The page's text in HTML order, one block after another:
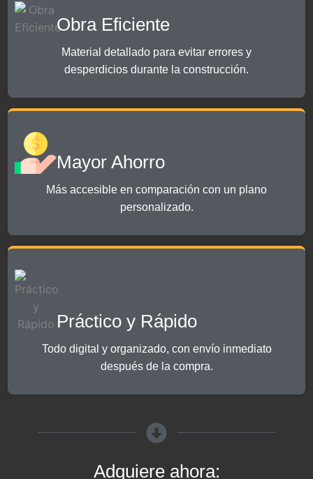
Obra Eficiente
Material detallado para evitar errores y
desperdicios durante la construcción.
Mayor Ahorro
Más accesible en comparación con un plano
personalizado.
Práctico y Rápido
Todo digital y organizado, con envío inmediato
después de la compra.
Adquiere ahora: